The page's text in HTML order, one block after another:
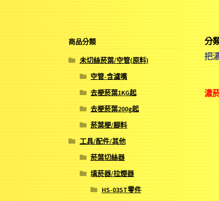
分
把
濃
商品分類
未切絲菸葉/空管(原料)
空管-含濾嘴
去梗菸葉1KG起
去梗菸葉200g起
菸葉梗/腳料
工具/配件/其他
菸葉切絲器
填菸器/拉煙器
HS-03ST零件